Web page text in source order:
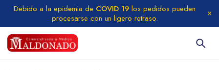
Debido a la epidemia de COVID 19 los pedidos pueden
procesarse con un ligero retraso.